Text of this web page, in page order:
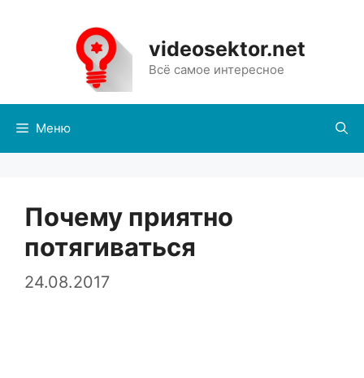
содержимому
videosektor.net
Всё самое интересное
Меню
Почему приятно
потягиваться
24.08.2017